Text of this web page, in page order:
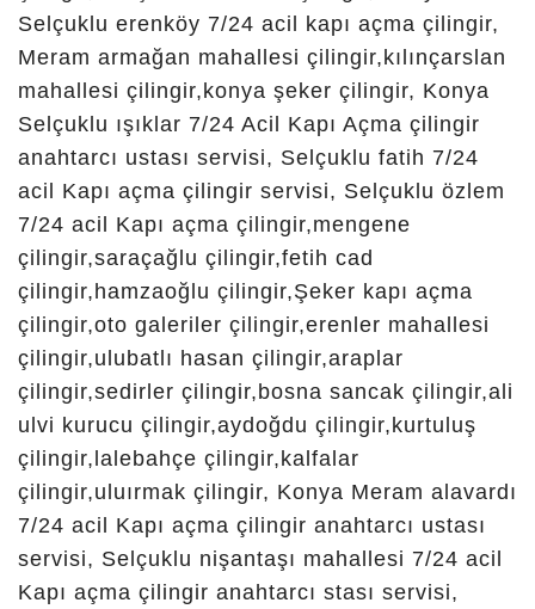
Çilingir, Hacıibali Çilingir,
Hacısadık Çilingir,
Hacıveyiszade Çilingir,
Hacıyusufmescit Çilingir,
Hamzaoğlu Çilingir,
Hasandedemescit Çilingir,
Hayıroğlu Merkez Çilingir,
İpekler Çilingir, İsmil
Çilingir, İstiklal Çilingir,
Kalenderhane Çilingir,
Karaaslan Üzümcü
Çilingir, Karaciğan
Çilingir, Karadona Çilingir,
Karakaya Çilingir,